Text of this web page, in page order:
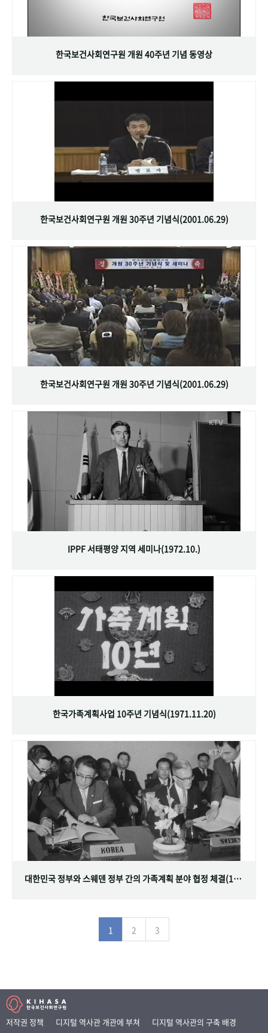
한국보건사회연구원 개원 40주년 기념 동영상
한국보건사회연구원 개원 30주년 기념식(2001.06.29)
한국보건사회연구원 개원 30주년 기념식(2001.06.29)
IPPF 서태평양 지역 세미나(1972.10.)
한국가족계획사업 10주년 기념식(1971.11.20)
대한민국 정부와 스웨덴 정부 간의 가족계획 분야 협정 체결(1968.07.12)
1 2 3
저작권 정책 디지털 역사관 개관에 부쳐
디지털 역사관의 구축 배경